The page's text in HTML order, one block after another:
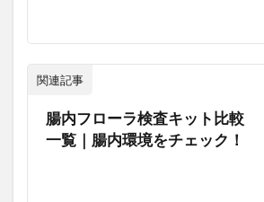
関連記事
腸内フローラ検査キット比較
一覧｜腸内環境をチェック！